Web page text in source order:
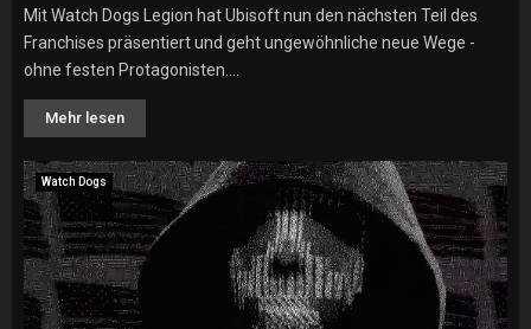
Mit Watch Dogs Legion hat Ubisoft nun den nächsten Teil des
Franchises präsentiert und geht ungewöhnliche neue Wege -
ohne festen Protagonisten....
Mehr lesen
Watch Dogs